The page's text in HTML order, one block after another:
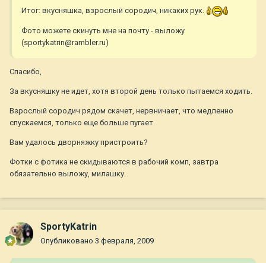
Итог: вкусняшка, взрослый сородич, никаких рук.
Фото можете скинуть мне на почту - выложу
(sportykatrin@rambler.ru)
Спасибо,
За вкусняшку не идет, хотя второй день только пытаемся ходить.
Взрослый сородич рядом скачет, нервничает, что медленно
спускаемся, только еще больше пугает.
Вам удалось дворняжку пристроить?
Фотки с фотика не скидываются в рабочий комп, завтра
обязательно выложу, милашку.
SportyKatrin
Опубликовано 3 февраля, 2009